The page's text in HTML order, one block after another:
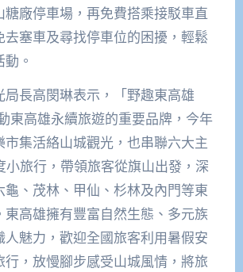
糖廠停車場，再免費搭乘接駁車直
去塞車及尋找停車位的困擾，輕鬆
。
局長高閔琳表示，「野趣東高雄
東高雄永續旅遊的重要品牌，今年
市集活絡山城觀光，也串聯六大主
小旅行，帶領旅客從旗山出發，深
龜、茂林、甲仙、杉林及內門等東
東高雄擁有豐富自然生態、多元族
人魅力，歡迎全國旅客利用暑假安
行，放慢腳步感受山城風情，將旅